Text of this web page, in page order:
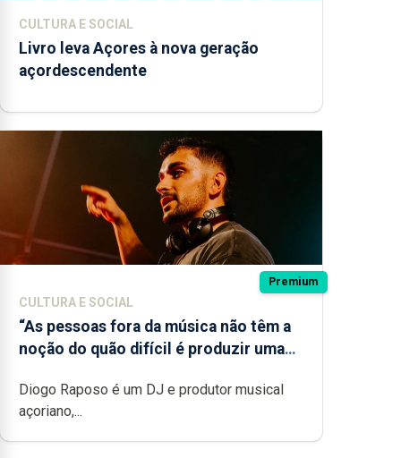
CULTURA E SOCIAL
Livro leva Açores à nova geração
açordescendente
Premium
CULTURA E SOCIAL
“As pessoas fora da música não têm a
noção do quão difícil é produzir uma
Diogo Raposo é um DJ e produtor musical
açoriano,...